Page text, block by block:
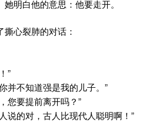
明白他的意思：他要走开。
心裂肺的对话：
”
并不知道强是我的儿子。”
您要提前离开吗？”
说的对，古人比现代人聪明啊！”